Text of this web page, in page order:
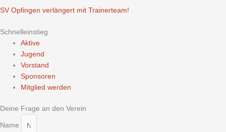
SV Opfingen verlängert mit Trainerteam!
Schnelleinstieg
Aktive
Jugend
Vorstand
Sponsoren
Mitglied werden
Deine Frage an den Verein
Name